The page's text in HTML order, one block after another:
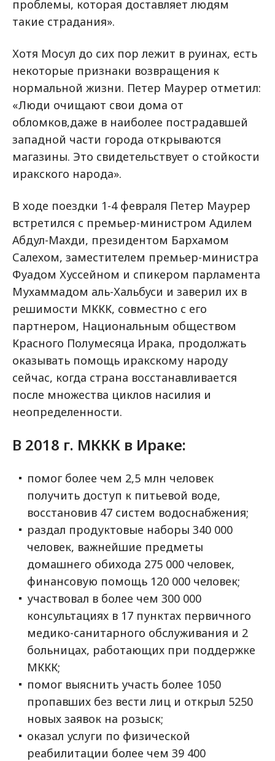
проблемы, которая доставляет людям
такие страдания».
Хотя Мосул до сих пор лежит в руинах, есть
некоторые признаки возвращения к
нормальной жизни. Петер Маурер отметил:
«Люди очищают свои дома от
обломков,даже в наиболее пострадавшей
западной части города открываются
магазины. Это свидетельствует о стойкости
иракского народа».
В ходе поездки 1-4 февраля Петер Маурер
встретился с премьер-министром Адилем
Абдул-Махди, президентом Бархамом
Салехом, заместителем премьер-министра
Фуадом Хуссейном и спикером парламента
Мухаммадом аль-Хальбуси и заверил их в
решимости МККК, совместно с его
партнером, Национальным обществом
Красного Полумесяца Ирака, продолжать
оказывать помощь иракскому народу
сейчас, когда страна восстанавливается
после множества циклов насилия и
неопределенности.
В 2018 г. МККК в Ираке:
помог более чем 2,5 млн человек
получить доступ к питьевой воде,
восстановив 47 систем водоснабжения;
раздал продуктовые наборы 340 000
человек, важнейшие предметы
домашнего обихода 275 000 человек,
финансовую помощь 120 000 человек;
участвовал в более чем 300 000
консультациях в 17 пунктах первичного
медико-санитарного обслуживания и 2
больницах, работающих при поддержке
МККК;
помог выяснить участь более 1050
пропавших без вести лиц и открыл 5250
новых заявок на розыск;
оказал услуги по физической
реабилитации более чем 39 400